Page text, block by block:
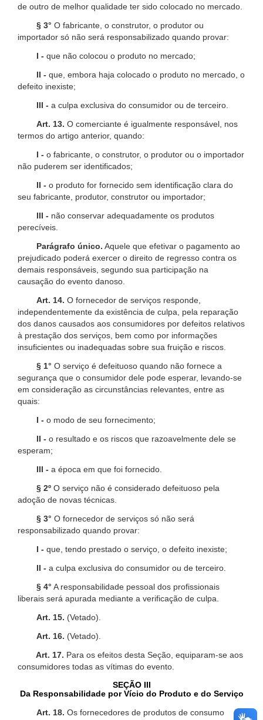
de outro de melhor qualidade ter sido colocado no mercado.
§ 3° O fabricante, o construtor, o produtor ou
importador só não será responsabilizado quando provar:
I - que não colocou o produto no mercado;
II - que, embora haja colocado o produto no mercado, o
defeito inexiste;
III - a culpa exclusiva do consumidor ou de terceiro.
Art. 13. O comerciante é igualmente responsável, nos
termos do artigo anterior, quando:
I - o fabricante, o construtor, o produtor ou o importador
não puderem ser identificados;
II - o produto for fornecido sem identificação clara do
seu fabricante, produtor, construtor ou importador;
III - não conservar adequadamente os produtos
perecíveis.
Parágrafo único. Aquele que efetivar o pagamento ao
prejudicado poderá exercer o direito de regresso contra os
demais responsáveis, segundo sua participação na
causação do evento danoso.
Art. 14. O fornecedor de serviços responde,
independentemente da existência de culpa, pela reparação
dos danos causados aos consumidores por defeitos relativos
à prestação dos serviços, bem como por informações
insuficientes ou inadequadas sobre sua fruição e riscos.
§ 1° O serviço é defeituoso quando não fornece a
segurança que o consumidor dele pode esperar, levando-se
em consideração as circunstâncias relevantes, entre as
quais:
I - o modo de seu fornecimento;
II - o resultado e os riscos que razoavelmente dele se
esperam;
III - a época em que foi fornecido.
§ 2º O serviço não é considerado defeituoso pela
adoção de novas técnicas.
§ 3° O fornecedor de serviços só não será
responsabilizado quando provar:
I - que, tendo prestado o serviço, o defeito inexiste;
II - a culpa exclusiva do consumidor ou de terceiro.
§ 4° A responsabilidade pessoal dos profissionais
liberais será apurada mediante a verificação de culpa.
Art. 15. (Vetado).
Art. 16. (Vetado).
Art. 17. Para os efeitos desta Seção, equiparam-se aos
consumidores todas as vítimas do evento.
SEÇÃO III
Da Responsabilidade por Vício do Produto e do Serviço
Art. 18. Os fornecedores de produtos de consumo